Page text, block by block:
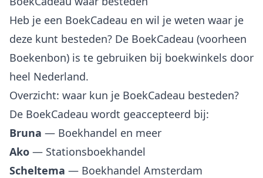
Heb je een BoekCadeau en wil je weten waar je
deze kunt besteden? De BoekCadeau (voorheen
Boekenbon) is te gebruiken bij boekwinkels door
heel Nederland.
Overzicht: waar kun je BoekCadeau besteden?
De BoekCadeau wordt geaccepteerd bij:
Bruna — Boekhandel en meer
Ako — Stationsboekhandel
Scheltema — Boekhandel Amsterdam